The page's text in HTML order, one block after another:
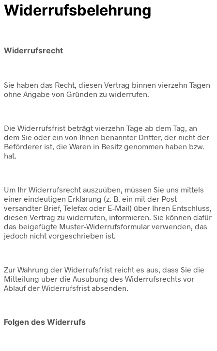
Widerrufsbelehrung
Widerrufsrecht
Sie haben das Recht, diesen Vertrag binnen vierzehn Tagen
ohne Angabe von Gründen zu widerrufen.
Die Widerrufsfrist beträgt vierzehn Tage ab dem Tag, an
dem Sie oder ein von Ihnen benannter Dritter, der nicht der
Beförderer ist, die Waren in Besitz genommen haben bzw.
hat.
Um Ihr Widerrufsrecht auszuüben, müssen Sie uns mittels
einer eindeutigen Erklärung (z. B. ein mit der Post
versandter Brief, Telefax oder E-Mail) über Ihren Entschluss,
diesen Vertrag zu widerrufen, informieren. Sie können dafür
das beigefügte Muster-Widerrufsformular verwenden, das
jedoch nicht vorgeschrieben ist.
Zur Wahrung der Widerrufsfrist reicht es aus, dass Sie die
Mitteilung über die Ausübung des Widerrufsrechts vor
Ablauf der Widerrufsfrist absenden.
Folgen des Widerrufs